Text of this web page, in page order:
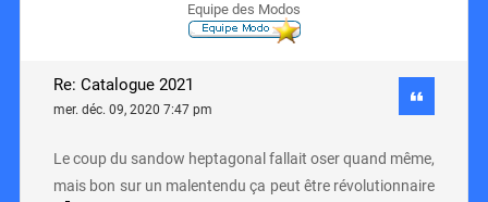
Equipe des Modos
Re: Catalogue 2021
mer. déc. 09, 2020 7:47 pm
Le coup du sandow heptagonal fallait oser quand même,
mais bon sur un malentendu ça peut être révolutionnaire